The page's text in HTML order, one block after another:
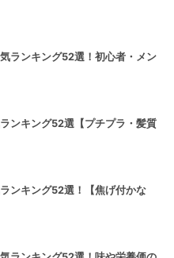
ランキング52選！初心者・メン
ンキング52選【プチプラ・髪質
ンキング52選！【焦げ付かな